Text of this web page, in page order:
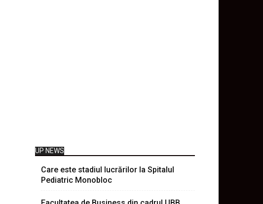
UP NEWS
Care este stadiul lucrărilor la Spitalul
Pediatric Monobloc